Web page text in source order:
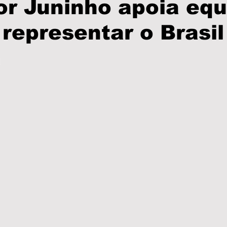
PodCast Informe Publicitário
Juninho apoia
o Brasil